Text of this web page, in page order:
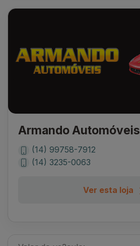
Armando Automóveis
(14) 99758-7912
(14) 3235-0063
Ver esta loja